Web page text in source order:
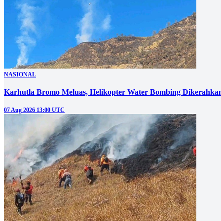
NASIONAL
Karhutla Bromo Meluas, Helikopter Water Bombing
07 Aug 2026 13:00 UTC